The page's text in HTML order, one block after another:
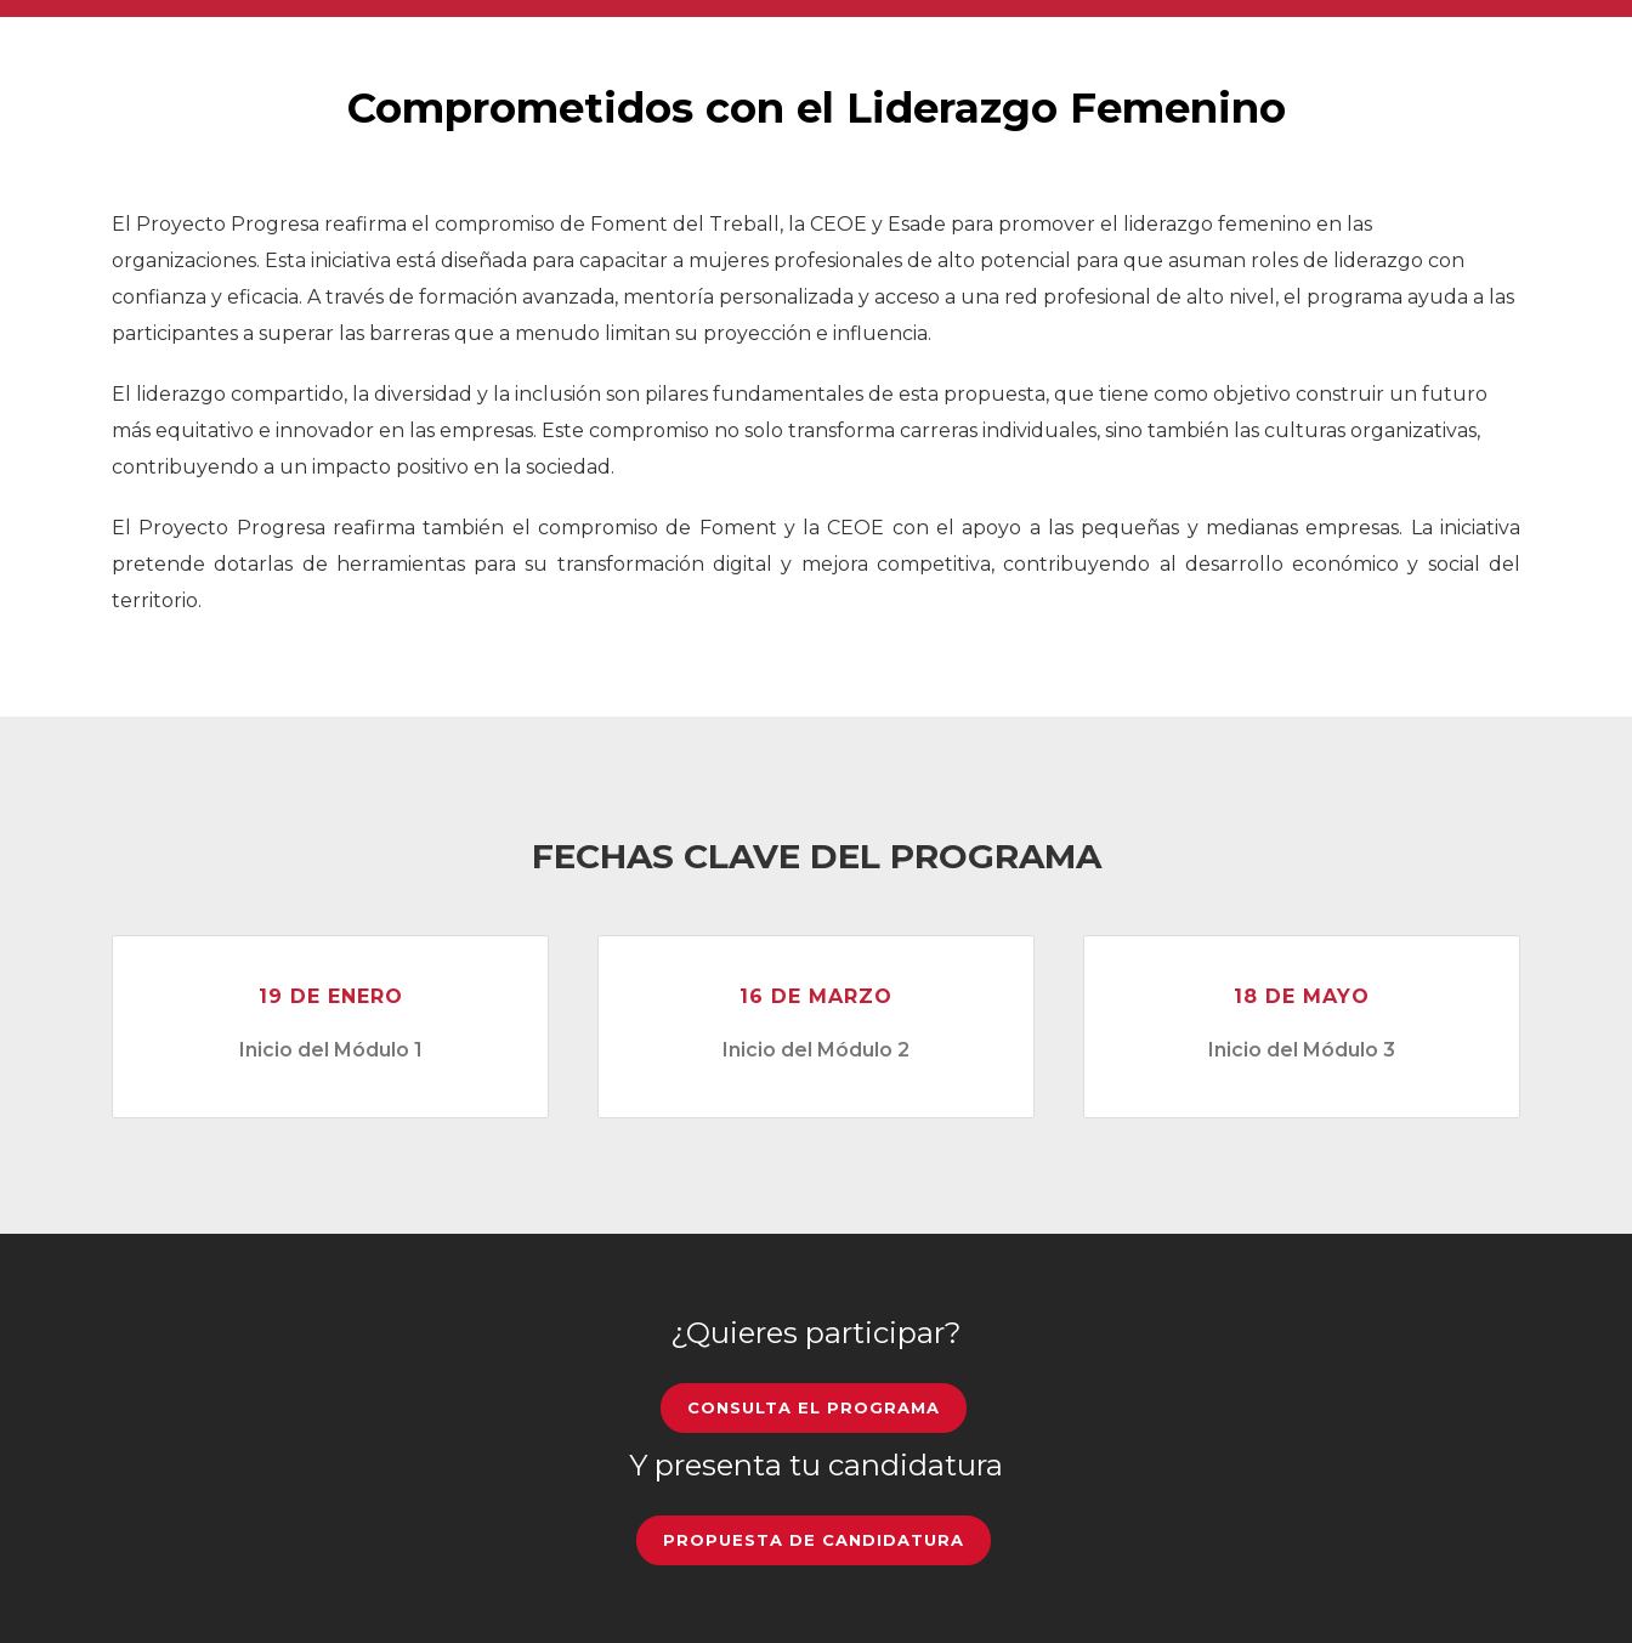
Comprometidos con el Liderazgo Femenino
El Proyecto Progresa reafirma el compromiso de Foment del Treball, la CEOE y Esade para promover el liderazgo femenino en las
organizaciones. Esta iniciativa está diseñada para capacitar a mujeres profesionales de alto potencial para que asuman roles de liderazgo con
confianza y eficacia. A través de formación avanzada, mentoría personalizada y acceso a una red profesional de alto nivel, el programa ayuda a las
participantes a superar las barreras que a menudo limitan su proyección e influencia.
El liderazgo compartido, la diversidad y la inclusión son pilares fundamentales de esta propuesta, que tiene como objetivo construir un futuro
más equitativo e innovador en las empresas. Este compromiso no solo transforma carreras individuales, sino también las culturas organizativas,
contribuyendo a un impacto positivo en la sociedad.
El Proyecto Progresa reafirma también el compromiso de Foment y la CEOE con el apoyo a las pequeñas y medianas empresas. La iniciativa
pretende dotarlas de herramientas para su transformación digital y mejora competitiva, contribuyendo al desarrollo económico y social del
territorio.
FECHAS CLAVE DEL PROGRAMA
19 DE ENERO
Inicio del Módulo 1
16 DE MARZO
Inicio del Módulo 2
18 DE MAYO
Inicio del Módulo 3
¿Quieres participar?
CONSULTA EL PROGRAMA
Y presenta tu candidatura
PROPUESTA DE CANDIDATURA